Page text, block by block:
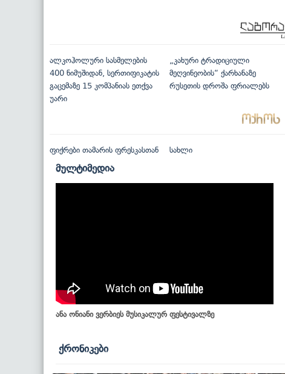
ალკოჰოლური სასმელების
400 ნიმუშიდან, სერთიფიკატის
გაცემაზე 15 კომპანიას ეთქვა
უარი
„კახური ტრადიციული
მეღვინეობის“ ქარხანაზე
რუსეთის დროშა ფრიალებს
ფიქრები თამარის ფრესკასთან სახლი
მულტიმედია
ანა ონიანი ვერბიეს მუსიკალურ ფესტივალზე
ქრონიკები